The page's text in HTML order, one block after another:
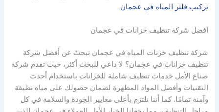
تركيب فلتر المياه في عجمان
افضل شركة تنظيف خزانات في عجمان
شركة تنظيف خزنات المياه في عجمان تبحث عن أفضل شركة
تنظيف خزانات في عجمان؟ لا داعي للبحث أكثر، حيث تقدم شركة
صناع الأمل خدمات تنظيف شاملة للخزانات باستخدام أحدث
التقنيات وأفضل المواد المطهرة لضمان حصولك على مياه نظيفة
وآمنة تمامًا. كما أننا نلتزم بأعلى معايير الجودة والسلامة في كل